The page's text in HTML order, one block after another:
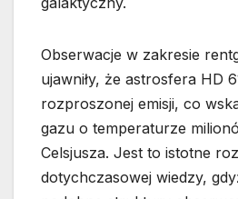
Obserwacje w zakresie
ujawniły, że astrosfera HD
rozproszonej emisji, co
gazu o temperaturze
Celsjusza. Jest to istotne
dotychczasowej wiedzy,